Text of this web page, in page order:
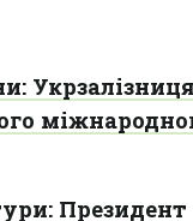
Президент